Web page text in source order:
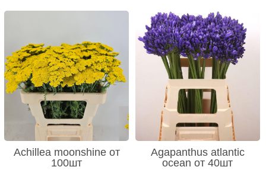
Achillea moonshine от
100шт
Agapanthus atlantic
ocean от 40шт